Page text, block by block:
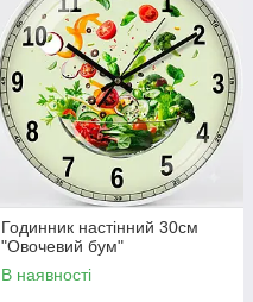
Годинник настінний 30см
"Овочевий бум"
В наявності